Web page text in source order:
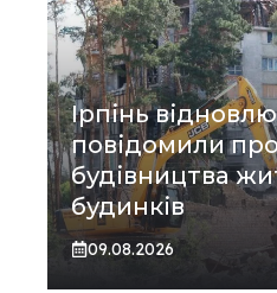
Ірпінь
повідомили
будівництва
будинків
09.08.2026